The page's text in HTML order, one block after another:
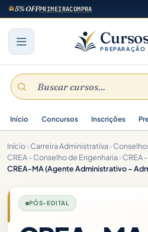
5% OFFPRIMEIRACOMPRA
PREPARAÇÃO
Início Concursos Inscrições
Início› Carreira Administrativa›
CREA - Conselho de Engenharia› CREA
PÓS-EDITAL